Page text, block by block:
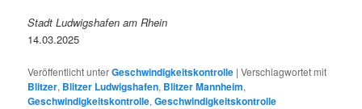
Stadt Ludwigshafen am Rhein
14.03.2025
Veröffentlicht unterGeschwindigkeitskontrolle |Verschlagwortet mit
Blitzer, Blitzer Ludwigshafen, Blitzer Mannheim,
Geschwindigkeitskontrolle,Geschwindigkeitskontrolle